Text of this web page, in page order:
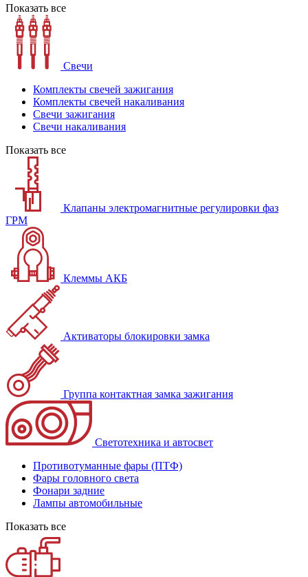
Показать все
Свечи
Комплекты свечей зажигания
Комплекты свечей накаливания
Свечи зажигания
Свечи накаливания
Показать все
Клапаны электромагнитные регулировки фаз
ГРМ
Клеммы АКБ
Активаторы блокировки замка
Группа контактная замка зажигания
Светотехника и автосвет
Противотуманные фары (ПТФ)
Фары головного света
Фонари задние
Лампы автомобильные
Показать все